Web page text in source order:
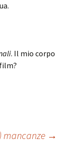
. Il mio corpo
mancanze →